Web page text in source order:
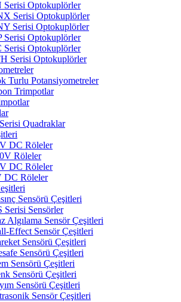
Serisi Optokuplörler
Serisi Optokuplörler
Serisi Optokuplörler
Serisi Optokuplörler
Serisi Optokuplörler
Serisi Optokuplörler
Turlu Potansiyometreler
Trimpotlar
Quadraklar
DC Röleler
Röleler
DC Röleler
DC Röleler
Sensörü Çeşitleri
Serisi Sensörler
Algılama Sensör Çeşitleri
Effect Sensör Çeşitleri
Sensörü Çeşitleri
Sensörü Çeşitleri
Sensörü Çeşitleri
Sensörü Çeşitleri
Sensörü Çeşitleri
Sensör Çeşitleri